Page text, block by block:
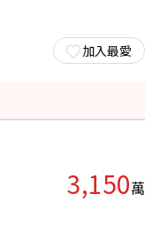
加入最愛
3,150萬